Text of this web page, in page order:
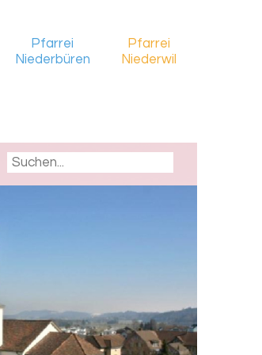
Pfarrei
Niederbüren
Pfarrei
Niederwil